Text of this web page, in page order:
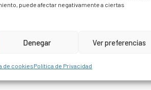
puede afectar negativamente a ciertas
Denegar Ver preferencias
de cookiesPolítica de Privacidad